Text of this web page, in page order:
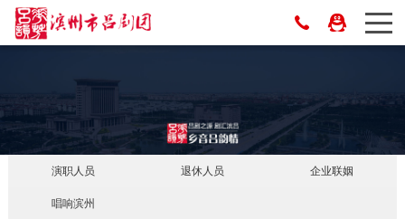
演职人员 退休人员 企业联姻
唱响滨州